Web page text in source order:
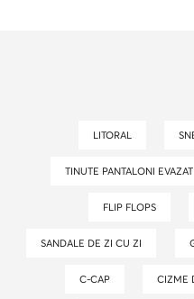
LITORAL
TINUTE PANTALONI EVAZATI
FLIP FLOPS
SANDALE DE ZI CU ZI
C-CAP